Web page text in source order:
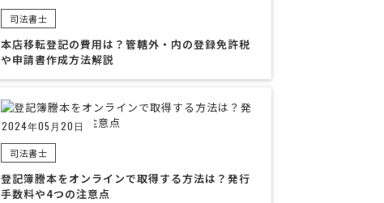
司法書士
本店移転登記の費用は？管轄外・内の登録免許税
や申請書作成方法解説
2024年05月20日
司法書士
登記簿謄本をオンラインで取得する方法は？発行
手数料や4つの注意点